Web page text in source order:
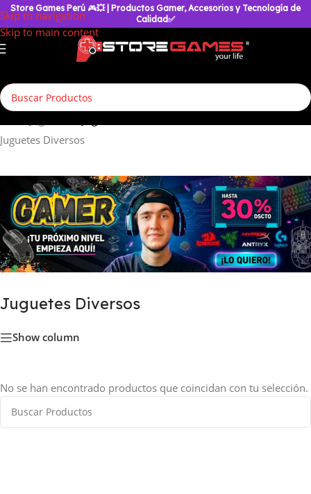
Skip to navigation
Skip to main content
Store Games Perú 🎮💥
| Productos Gamer, Accesorios y Tecnología de
Calidad✅
Juguetes Diversos
Juguetes Diversos
Show column
No se han encontrado productos que coincidan con tu selección.